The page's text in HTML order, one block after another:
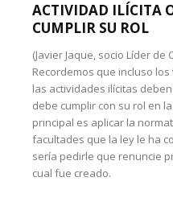
ACTIVIDAD ILÍCITA
CUMPLIR SU ROL
(Javier Jaque, socio Líder de
Recordemos que incluso
las actividades ilícitas
debe cumplir con su rol en
principal es aplicar la
facultades que la ley le ha
sería pedirle que renuncie
cual fue creado.